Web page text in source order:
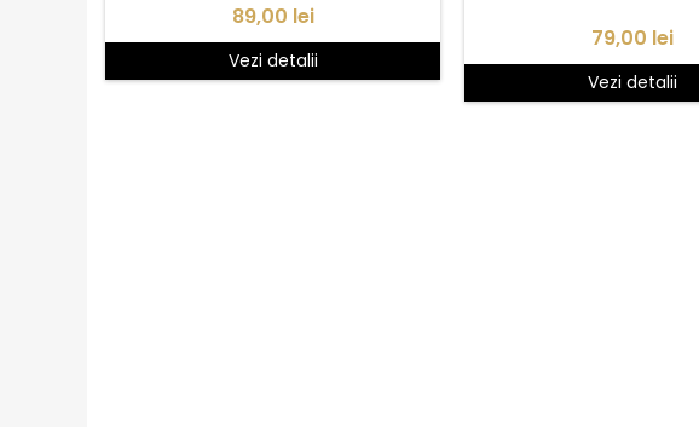
Pret
89,00 lei
Vezi detalii
Pret
79,00 lei
Vezi detalii